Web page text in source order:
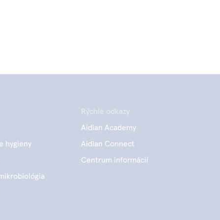
hygieny
Rýchle odkazy
Aidian Academy
Aidian Connect
Centrum informácií